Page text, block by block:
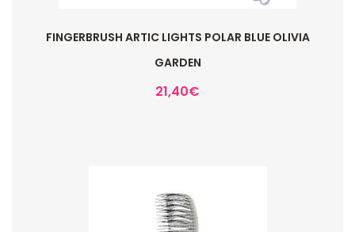
FINGERBRUSH ARTIC LIGHTS POLAR BLUE OLIVIA
GARDEN
21,40€